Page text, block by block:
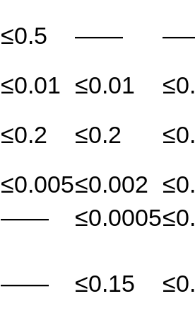
≤0.5 ——
≤0.01 ≤0.01
≤0.2 ≤0.2
≤0.005≤0.002
—— ≤0.0005
—— ≤0.15